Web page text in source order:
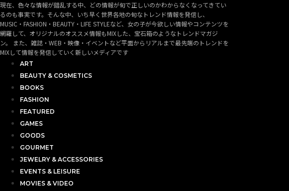
現在、色々な情報が錯乱する中、どの情報が旬で正しいのかわからなくなってきてい
るのも事実です。そんな中、いち早く世界各地の旬なトレンド情報を発信し、
MUSIC・FASHION・BEAUTY・LIFE STYLEなど、女の子が今欲しい情報やコンテンツを
網羅して、オリジナルのオススメ情報もMIXした、宝石箱のようなトレンドマガジ
ン。 また、雑誌・WEB・映像・イベントなど平面からリアルまで最先端のトレンドを
MIXして情報を発信していく新しいメディアです
ART
BEAUTY & COSMETICS
BOOKS
FASHION
FEATURED
GAMES
GOODS
GOURMET
JEWELRY & ACCESSORIES
EVENTS & LEISURE
MOVIES & VIDEO